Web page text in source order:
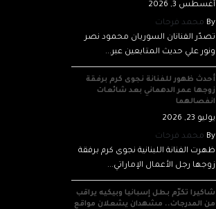
أغسطس 3, 2026
By محمد فرحات
تصدّر الفنانان السوريان محمود نصر
ونور علي حديث المتابعين عبر...
أحدث ظهور للفنانة نجوى كرم برفقة
زوجها عمر الدهماني بعد شائعات
انفصالهما
يوليو 23, 2026
By محمد فرحات
ظهرت الفنانة اللبنانية نجوى كرم برفقة
زوجها رجل الأعمال الإماراتي...
شاكيرا تكرّم بطل إسبانيا وبيكيه يراقب
من المدرجات.. مشهدان يشعلان مواقع